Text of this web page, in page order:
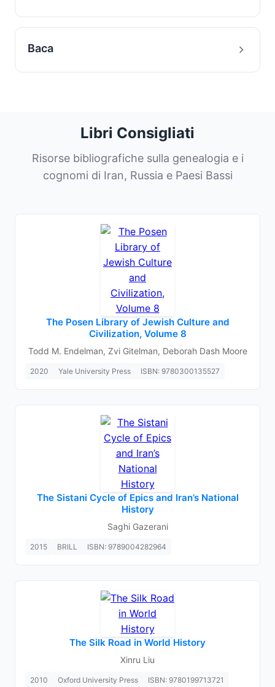
Baca
Libri Consigliati
Risorse bibliografiche sulla genealogia e i
cognomi di Iran, Russia e Paesi Bassi
The Posen Library of Jewish Culture and
Civilization, Volume 8
Todd M. Endelman, Zvi Gitelman, Deborah Dash Moore
2020 Yale University Press ISBN: 9780300135527
The Sistani Cycle of Epics and Iran’s National
History
Saghi Gazerani
2015 BRILL ISBN: 9789004282964
The Silk Road in World History
Xinru Liu
2010 Oxford University Press ISBN: 9780199713721